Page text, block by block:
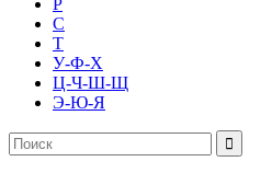
Р
С
Т
У-Ф-Х
Ц-Ч-Ш-Щ
Э-Ю-Я